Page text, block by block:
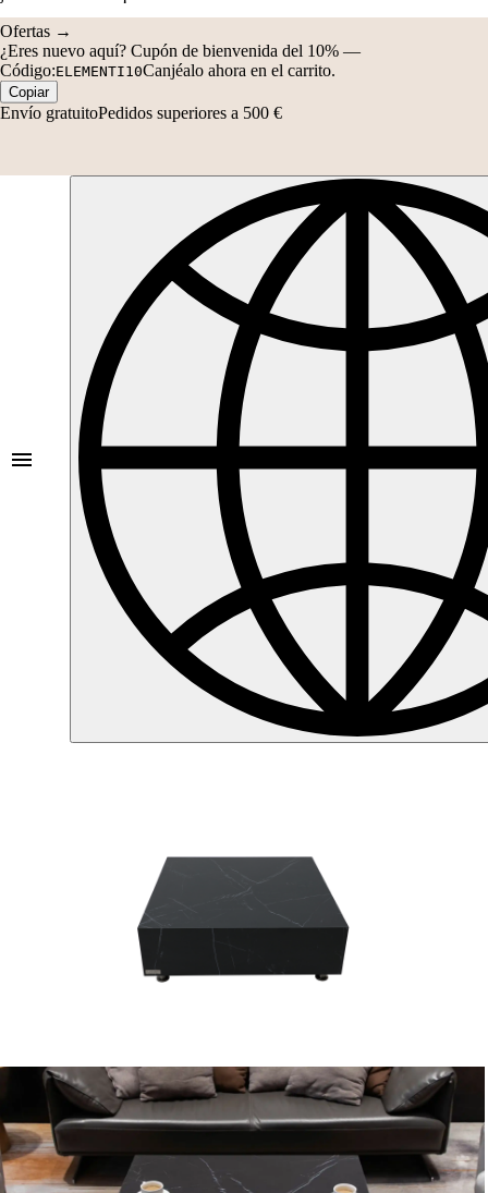
Código:ELEMENTI10Canjéalo ahora en el carrito.
Copiar
Envío gratuitoPedidos superiores a 500 €